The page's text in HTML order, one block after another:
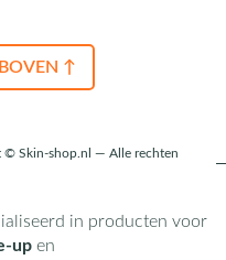
↑
© Skin-shop.nl — Alle rechten
in producten voor
upen